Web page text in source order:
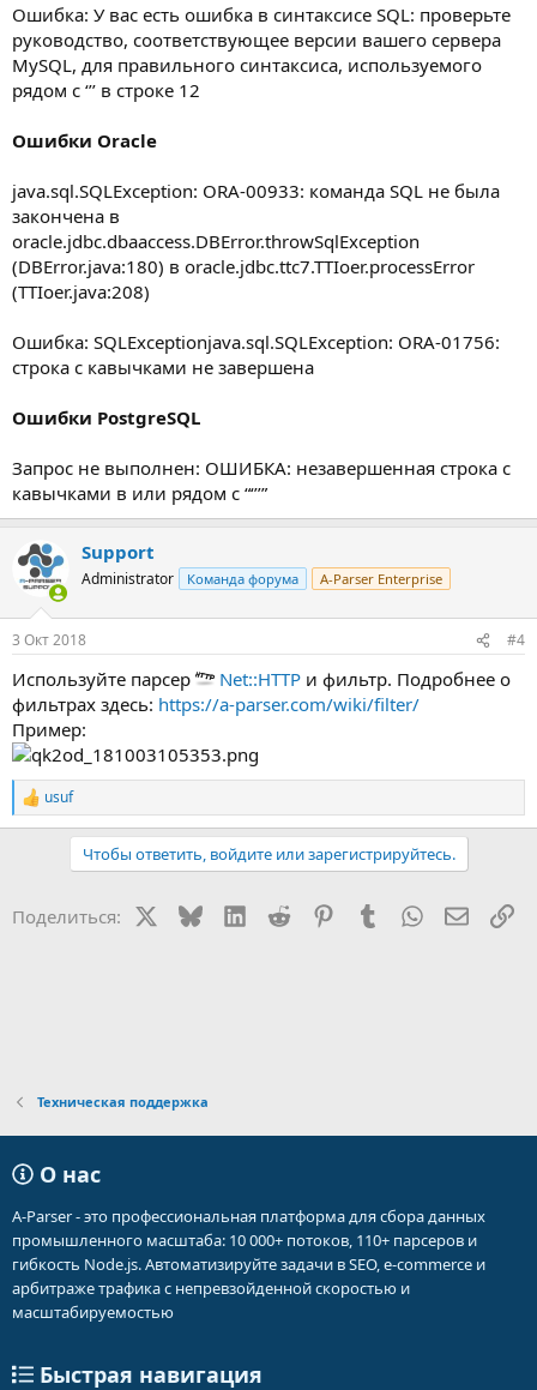
Ошибка: У вас есть ошибка в синтаксисе SQL: проверьте
руководство, соответствующее версии вашего сервера
MySQL, для правильного синтаксиса, используемого
рядом с ‘’’ в строке 12
Ошибки Oracle
java.sql.SQLException: ORA-00933: команда SQL не была
закончена в
oracle.jdbc.dbaaccess.DBError.throwSqlException
(DBError.java:180) в oracle.jdbc.ttc7.TTIoer.processError
(TTIoer.java:208)
Ошибка: SQLExceptionjava.sql.SQLException: ORA-01756:
строка с кавычками не завершена
Ошибки PostgreSQL
Запрос не выполнен: ОШИБКА: незавершенная строка с
кавычками в или рядом с “‘’’”
Support
Administrator Команда форума A-Parser Enterprise
3 Окт 2018 #4
Используйте парсер Net::HTTP и фильтр. Подробнее о
фильтрах здесь: https://a-parser.com/wiki/filter/
Пример:
Р
е
и
usuf
Чтобы ответить, войдите или зарегистрируйтесь.
Поделиться: BlueskyLinkedIn
Reddit PinterestTumblr WhatsApp
Техническая поддержка
О нас
A-Parser - это профессиональная платформа для сбора данных
промышленного масштаба: 10 000+ потоков, 110+ парсеров и
гибкость Node.js. Автоматизируйте задачи в SEO, e-commerce и
арбитраже трафика с непревзойденной скоростью и
масштабируемостью
Быстрая навигация